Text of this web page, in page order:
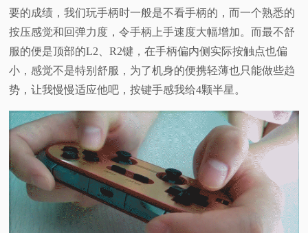
要的成绩，我们玩手柄时一般是不看手柄的，而一个熟悉的
按压感觉和回弹力度，令手柄上手速度大幅增加。而最不舒
服的便是顶部的L2、R2键，在手柄偏内侧实际按触点也偏
小，感觉不是特别舒服，为了机身的便携轻薄也只能做些趋
势，让我慢慢适应他吧，按键手感我给4颗半星。